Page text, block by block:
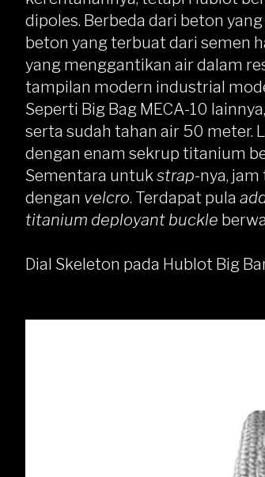
dipoles. Berbeda dari beton
beton yang terbuat dari semen
yang menggantikan air dalam
tampilan modern industrial
Seperti Big Bag MECA-10 lainnya,
serta sudah tahan air 50 meter.
dengan enam sekrup titanium
Sementara untukstrap-nya,
dengan velcro. Terdapat pula
titanium deployant buckle
Dial Skeleton pada Hublot Big